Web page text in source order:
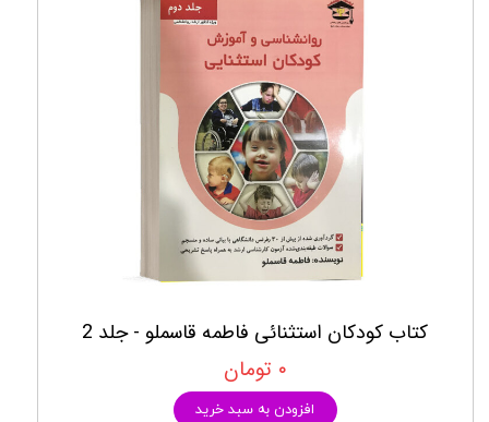
کتاب کودکان استثنائی فاطمه قاسملو - جلد 2
۰ تومان
افزودن به سبد خرید